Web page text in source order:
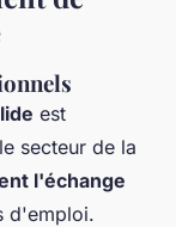
est
secteur de la
l'échange
d'emploi.